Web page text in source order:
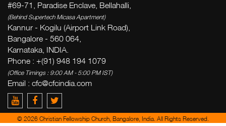
#69-71, Paradise Enclave, Bellahalli,
(Behind Supertech Micasa Apartment)
Kannur - Kogilu (Airport Link Road),
Bangalore - 560 064,
Karnataka, INDIA.
Phone : +(91) 948 194 1079
(Office Timings : 9:00 AM - 5:00 PM IST)
Email : cfc@cfcindia.com
© 2026 Christian Fellowship Church, Bangalore, India. All Rights Reserved.